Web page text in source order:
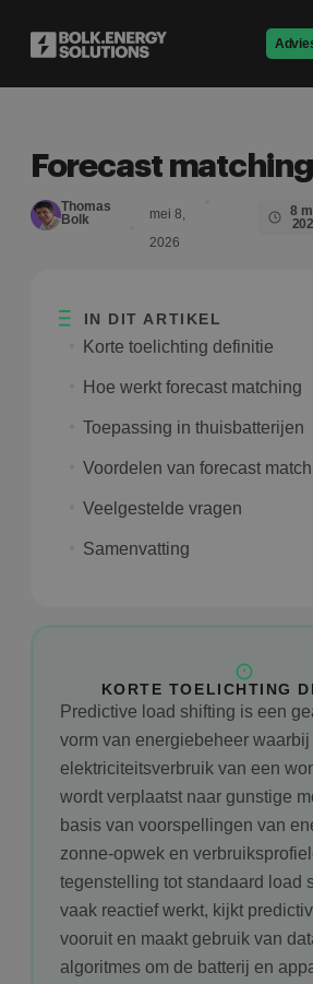
Forecast matching
Thomas
Bolk
mei 8,
2026
8
IN DIT ARTIKEL
Korte toelichting definitie
Hoe werkt forecast matching
Toepassing in thuisbatterijen
Voordelen van forecast
Veelgestelde vragen
Samenvatting
KORTE TOELICHTING
Predictive load shifting is een
vorm van energiebeheer waarbij
elektriciteitsverbruik van een
wordt verplaatst naar gunstige
basis van voorspellingen van
zonne-opwek en
tegenstelling tot standaard load
vaak reactief werkt, kijkt
vooruit en maakt gebruik van
algoritmes om de batterij en